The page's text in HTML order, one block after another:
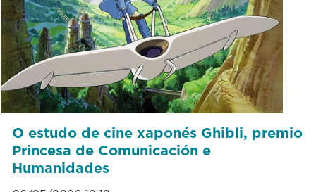
O estudo de cine xaponés Ghibli, premio
Princesa de Comunicación e
Humanidades